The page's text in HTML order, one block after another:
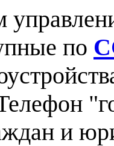
по
и